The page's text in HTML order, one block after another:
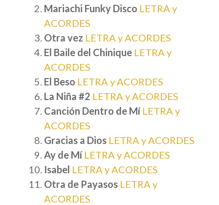
Mariachi Funky Disco LETRA y
ACORDES
Otra vez LETRA y ACORDES
El Baile del Chinique LETRA y
ACORDES
El Beso LETRA y ACORDES
La Niña #2 LETRA y ACORDES
Canción Dentro de Mí LETRA y
ACORDES
Gracias a Dios LETRA y ACORDES
Ay de Mí LETRA y ACORDES
Isabel LETRA y ACORDES
Otra de Payasos LETRA y
ACORDES